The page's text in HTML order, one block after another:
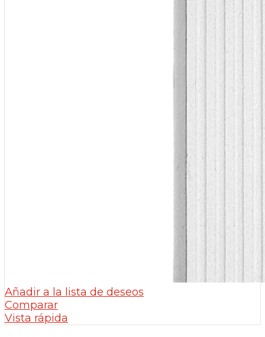
Añadir a la lista de deseos
Comparar
Vista rápida